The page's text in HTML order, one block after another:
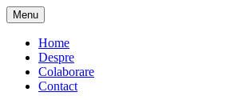
Skip
to
content
Zâmbet şi sănătate
Menu
Home
Despre
Colaborare
Contact